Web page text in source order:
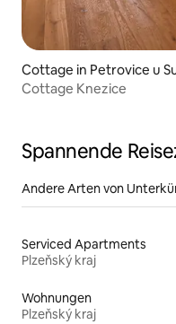
Cottage in Petrovice u
Cottage Knezice
Spannende
Andere Arten von
Serviced Apartments
Plzeňský kraj
Wohnungen
Plzeňský kraj